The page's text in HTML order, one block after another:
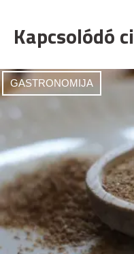
Kapcsolódó
GASTRONOMIJA